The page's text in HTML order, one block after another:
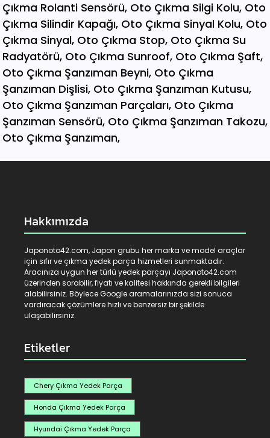
Hakkımızda
Japonoto42.com, Japon grubu her marka ve model araçlar
için sıfır ve çıkma yedek parça hizmetleri sunmaktadır.
Aracınıza uygun her türlü yedek parçayı Japonoto42.com
üzerinden sorabilir, fiyatı ve kalitesi hakkında gerekli bilgileri
alabilirsiniz. Böylece Google aramalarınızda sizi sonuca
vardıracak çözümlere hızlı ve benzersiz bir şekilde
ulaşabilirsiniz.
Etiketler
Chery Çıkma Yedek Parça
Honda Çıkma Yedek Parça
Hyundai Çıkma Yedek Parça